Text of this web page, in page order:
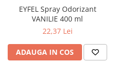
Deodorante & Parfumuri
Parfumuri
Spray
EYFEL Spray Odorizant
VANILIE 400 ml
22,37 Lei
ADAUGA IN COS